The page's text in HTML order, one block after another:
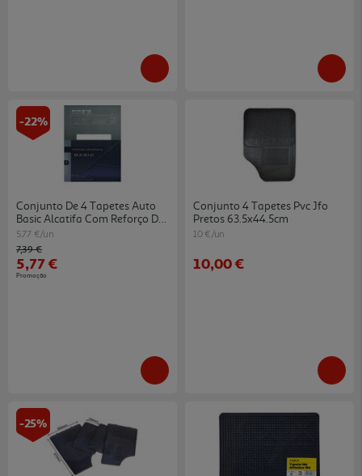
-22%
Conjunto De 4 Tapetes Auto
Basic Alcatifa Com Reforço De
Pés
5.77 €/un
Price reduced from
7,39 €to
5,77 €
Promoção
Conjunto 4 Tapetes Pvc Jfo
Pretos 63.5x44.5cm
10 €/un
10,00 €
-25%